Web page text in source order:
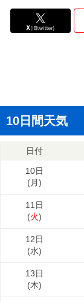
10日間天気
日付
10日
(月)
11日
(火)
12日
(水)
13日
(木)